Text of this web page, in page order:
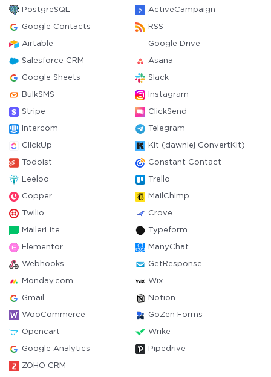
PostgreSQL ActiveCampaign
Google Contacts RSS
Airtable Google Drive
Salesforce CRM Asana
Google Sheets Slack
BulkSMS Instagram
Stripe ClickSend
Intercom Telegram
ClickUp Kit (dawniej ConvertKit)
Todoist Constant Contact
Leeloo Trello
Copper MailChimp
Twilio Crove
MailerLite Typeform
Elementor ManyChat
Webhooks GetResponse
Monday.com Wix
Gmail Notion
WooCommerce GoZen Forms
Opencart Wrike
Google Analytics Pipedrive
ZOHO CRM